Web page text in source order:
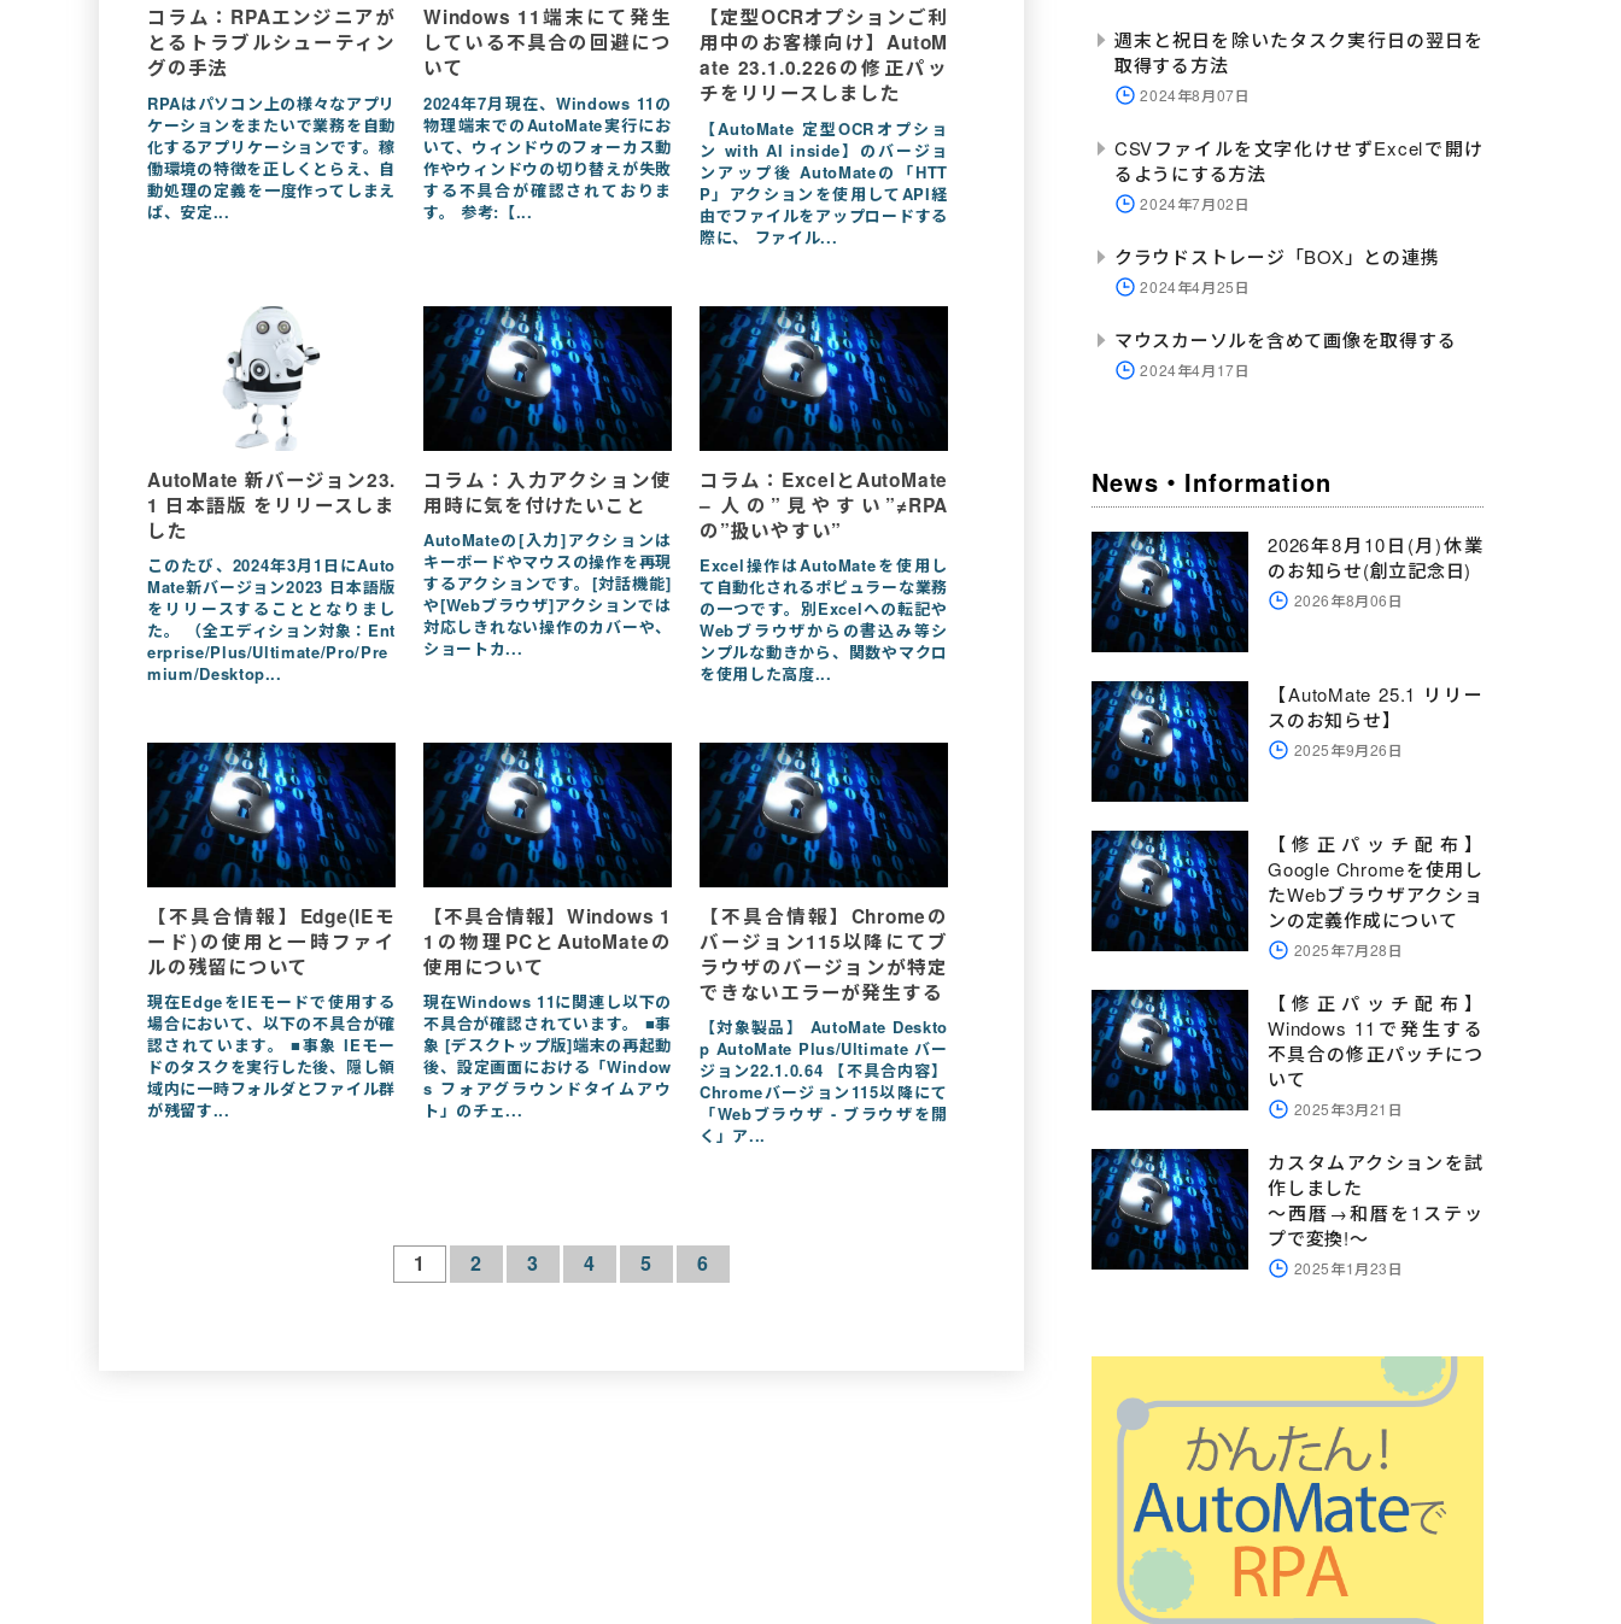
コラム：RPAエンジニアが
とるトラブルシューティン
グの手法
RPAはパソコン上の様々なアプリ
ケーションをまたいで業務を自動
化するアプリケーションです。稼
働環境の特徴を正しくとらえ、自
動処理の定義を一度作ってしまえ
ば、安定...
Windows 11端末にて発生
している不具合の回避につ
いて
2024年7月現在、Windows 11の
物理端末でのAutoMate実行にお
いて、ウィンドウのフォーカス動
作やウィンドウの切り替えが失敗
する不具合が確認されておりま
す。 参考:【...
【定型OCRオプションご利
用中のお客様向け】AutoM
ate 23.1.0.226の修正パッ
チをリリースしました
【AutoMate 定型OCRオプショ
ン with AI inside】のバージョ
ンアップ後 AutoMateの「HTT
P」アクションを使用してAPI経
由でファイルをアップロードする
際に、 ファイル...
AutoMate 新バージョン23.
1 日本語版 をリリースしま
した
このたび、2024年3月1日にAuto
Mate新バージョン2023 日本語版
をリリースすることとなりまし
た。 （全エディション対象：Ent
erprise/Plus/Ultimate/Pro/Pre
mium/Desktop...
コラム：入力アクション使
用時に気を付けたいこと
AutoMateの[入力]アクションは
キーボードやマウスの操作を再現
するアクションです。[対話機能]
や[Webブラウザ]アクションでは
対応しきれない操作のカバーや、
ショートカ...
コラム：ExcelとAutoMate
– 人の”見やすい”≠RPA
の”扱いやすい”
Excel操作はAutoMateを使用し
て自動化されるポピュラーな業務
の一つです。別Excelへの転記や
Webブラウザからの書込み等シ
ンプルな動きから、関数やマクロ
を使用した高度...
【不具合情報】Edge(IEモ
ード)の使用と一時ファイ
ルの残留について
現在EdgeをIEモードで使用する
場合において、以下の不具合が確
認されています。 ■事象 IEモー
ドのタスクを実行した後、隠し領
域内に一時フォルダとファイル群
が残留す...
【不具合情報】Windows 1
1の物理PCとAutoMateの
使用について
現在Windows 11に関連し以下の
不具合が確認されています。 ■事
象 [デスクトップ版]端末の再起動
後、設定画面における「Window
s フォアグラウンドタイムアウ
ト」のチェ...
【不具合情報】Chromeの
バージョン115以降にてブ
ラウザのバージョンが特定
できないエラーが発生する
【対象製品】 AutoMate Deskto
p AutoMate Plus/Ultimate バー
ジョン22.1.0.64 【不具合内容】
Chromeバージョン115以降にて
「Webブラウザ - ブラウザを開
く」ア...
1 2 3 4 5 6
週末と祝日を除いたタスク実行日の翌日を
取得する方法
2024年8月07日
CSVファイルを文字化けせずExcelで開け
るようにする方法
2024年7月02日
クラウドストレージ「BOX」との連携
2024年4月25日
マウスカーソルを含めて画像を取得する
2024年4月17日
News・Information
2026年8月10日(月)休業
のお知らせ(創立記念日)
2026年8月06日
【AutoMate 25.1 リリー
スのお知らせ】
2025年9月26日
【修正パッチ配布】
Google Chromeを使用し
たWebブラウザアクショ
ンの定義作成について
2025年7月28日
【修正パッチ配布】
Windows 11で発生する
不具合の修正パッチにつ
いて
2025年3月21日
カスタムアクションを試
作しました
～西暦→和暦を1ステッ
プで変換!～
2025年1月23日